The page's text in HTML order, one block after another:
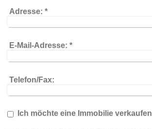
Adresse: *
E-Mail-Adresse: *
Telefon/Fax:
Ich möchte eine Immobilie verkaufen